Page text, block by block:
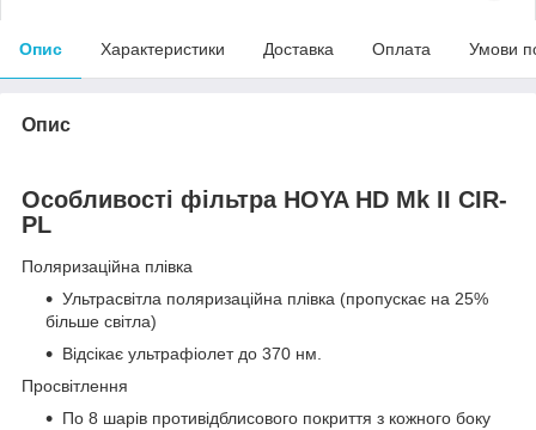
Опис Характеристики Доставка Оплата Умови
Опис
Особливості фільтра HOYA HD Mk II CIR-
PL
Поляризаційна плівка
Ультрасвітла поляризаційна плівка (пропускає на 25%
більше світла)
Відсікає ультрафіолет до 370 нм.
Просвітлення
По 8 шарів противідблисового покриття з кожного боку